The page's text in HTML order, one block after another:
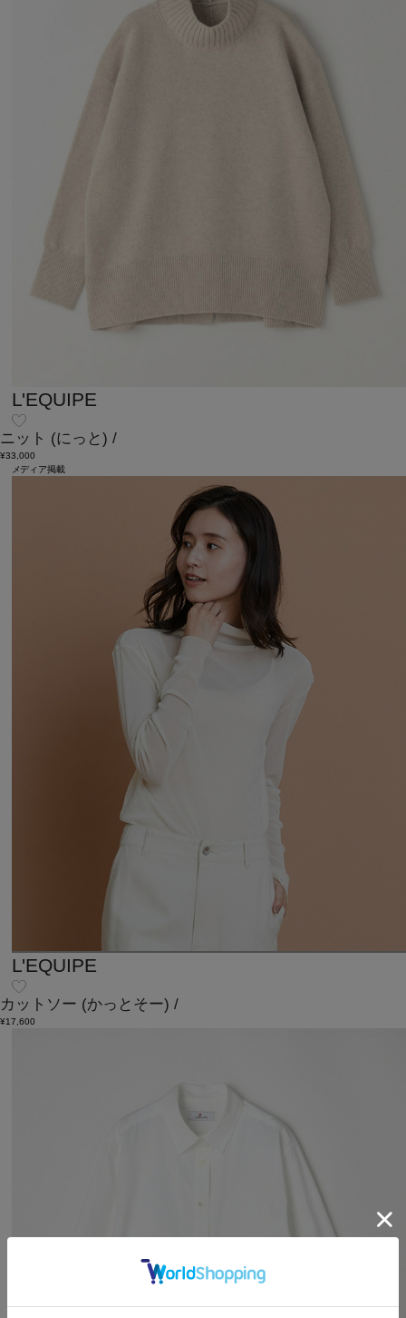
L'EQUIPE
ニット (にっと) /
¥33,000
メディア掲載
L'EQUIPE
カットソー (かっとそー) /
¥17,600